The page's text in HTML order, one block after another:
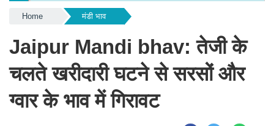
Home मंडी भाव
Jaipur Mandi bhav: तेजी के
चलते खरीदारी घटने से सरसों और
ग्वार के भाव में गिरावट